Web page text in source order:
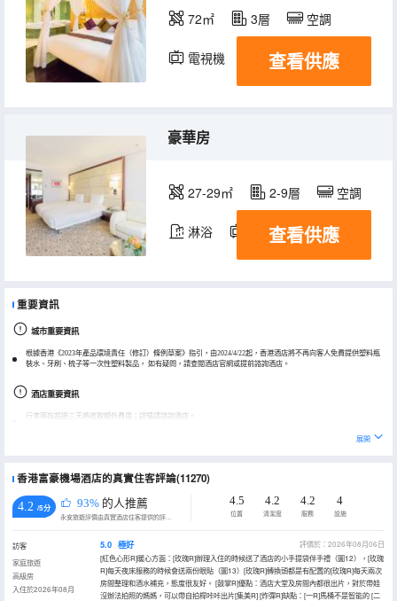
72㎡ 3層 空調
電視機 查看供應
豪華房
27-29㎡ 2-9層 空調
淋浴 電視機
查看供應
重要資訊
城市重要資訊
根據香港《2023年產品環境責任（修訂）條例草案》指引，由2024/4/22起，香港酒店將不再向客人免費提供塑料瓶
裝水、牙刷、梳子等一次性塑料製品， 如有疑問，請查閲酒店官網或提前諮詢酒店。
酒店重要資訊
行李寄存超過三天將收取額外費用；詳情請諮詢酒店。
展開
香港富豪機場酒店的真實住客評論(11270)
4.2 /5分 93% 的人推薦
永安旅遊評價由真實酒店住客提供的評價。
4.5
位置
4.2
清潔度
4.2
服務
4
設施
訪客
家庭旅遊
高級房
入住於2026年08月
5.0 極好
評價於：2026年08月06日
[紅色心形R]暖心方面：[玫瑰R]辦理入住的時候送了酒店的小手提袋伴手禮（圖12），[玫瑰
R]每天夜床服務的時候會送兩份眼貼（圖13）[玫瑰R]轉換頭都是有配置的[玫瑰R]每天兩次
房間整理和酒水補充，態度很友好。 [鼓掌R]優點：酒店大堂及房間內都很出片，對於帶娃
沒辦法拍照的媽媽，可以帶自拍桿咔咔出片[集美R] [炸彈R]缺點：[一R]馬桶不是智能的 [二